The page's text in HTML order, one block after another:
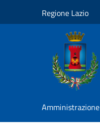
Regione Lazio
Amministrazione